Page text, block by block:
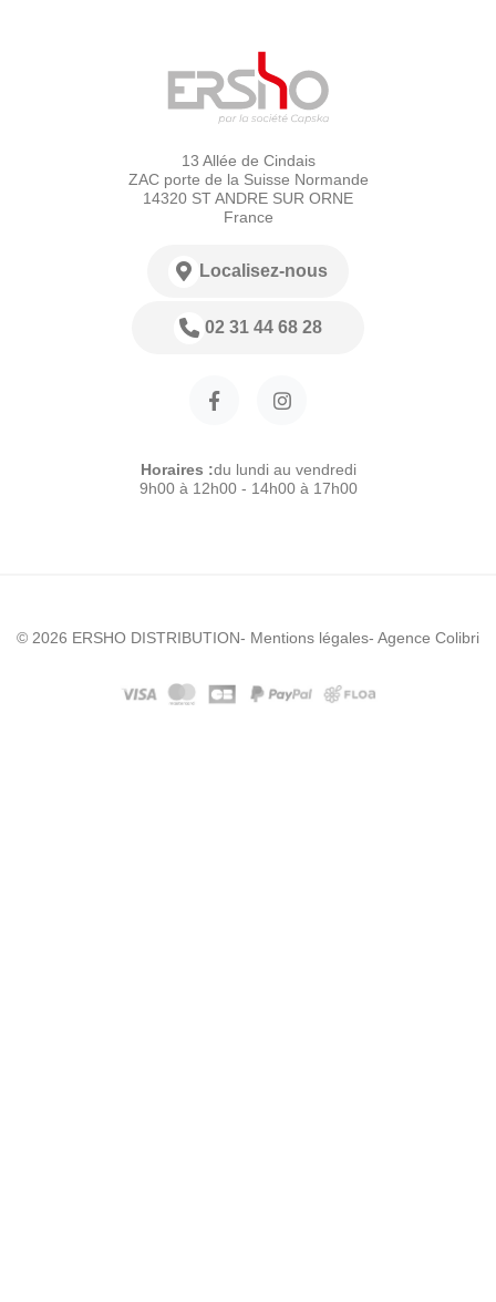
13 Allée de Cindais
ZAC porte de la Suisse Normande
14320 ST ANDRE SUR ORNE
France
Localisez-nous
02 31 44 68 28
Horaires :du lundi au vendredi
9h00 à 12h00 - 14h00 à 17h00
© 2026 ERSHO DISTRIBUTION- Mentions légales- Agence Colibri